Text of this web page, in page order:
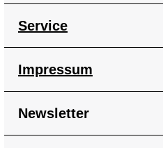
Service
Impressum
Newsletter